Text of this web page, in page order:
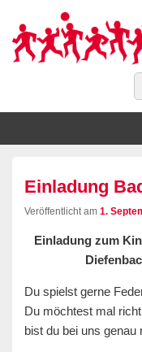
Sportverein
Einladung
Veröffentlicht am 1.
Einladung zum
Du spielst gerne
Du möchtest mal
bist du bei uns genau